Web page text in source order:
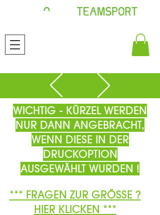
WICHTIG - KÜRZEL WERDEN
NUR DANN ANGEBRACHT,
WENN DIESE IN DER
DRUCKOPTION
AUSGEWÄHLT WURDEN !
*** FRAGEN ZUR GRÖSSE ?
HIER KLICKEN ***